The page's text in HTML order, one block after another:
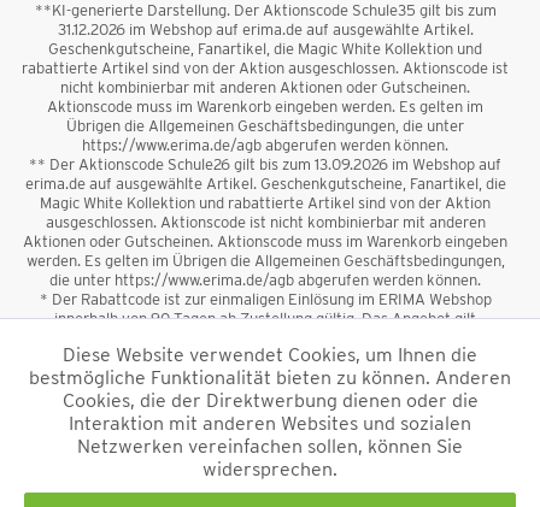
**KI-generierte Darstellung. Der Aktionscode Schule35 gilt bis zum
31.12.2026 im Webshop auf erima.de auf ausgewählte Artikel.
Geschenkgutscheine, Fanartikel, die Magic White Kollektion und
rabattierte Artikel sind von der Aktion ausgeschlossen. Aktionscode ist
nicht kombinierbar mit anderen Aktionen oder Gutscheinen.
Aktionscode muss im Warenkorb eingeben werden. Es gelten im
Übrigen die Allgemeinen Geschäftsbedingungen, die unter
https://www.erima.de/agb abgerufen werden können.
** Der Aktionscode Schule26 gilt bis zum 13.09.2026 im Webshop auf
erima.de auf ausgewählte Artikel. Geschenkgutscheine, Fanartikel, die
Magic White Kollektion und rabattierte Artikel sind von der Aktion
ausgeschlossen. Aktionscode ist nicht kombinierbar mit anderen
Aktionen oder Gutscheinen. Aktionscode muss im Warenkorb eingeben
werden. Es gelten im Übrigen die Allgemeinen Geschäftsbedingungen,
die unter https://www.erima.de/agb abgerufen werden können.
* Der Rabattcode ist zur einmaligen Einlösung im ERIMA Webshop
innerhalb von 90 Tagen ab Zustellung gültig. Das Angebot gilt
sowie Geschenkgutscheine sind vom Rabatt ausgeschlossen. Der
Rabattcode ist nicht mit anderen Aktionen oder Gutscheinen
kombinierbar. Der Mindestbestellwert beträgt 50 €
*Alle Preise verstehen sich inkl. Mehrwertsteuer und zzgl.
und ggf. Nachnahmegebühren, wenn nicht anders
beschrieben.
Diese Website verwendet Cookies, um Ihnen die
bestmögliche Funktionalität bieten zu können. Anderen
Cookies, die der Direktwerbung dienen oder die
Interaktion mit anderen Websites und sozialen
Netzwerken vereinfachen sollen, können Sie
widersprechen.